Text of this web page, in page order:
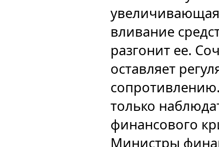
вливание
разгонит ее.
оставляет
только
финансового
Министры